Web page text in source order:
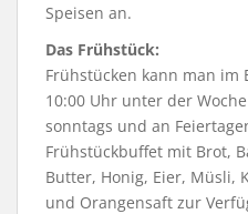
Speisen an.
Das Frühstück:
Frühstücken kann man im
10:00 Uhr unter der
sonntags und an
Frühstückbuffet mit Brot,
Butter, Honig, Eier, Müsli,
und Orangensaft zur